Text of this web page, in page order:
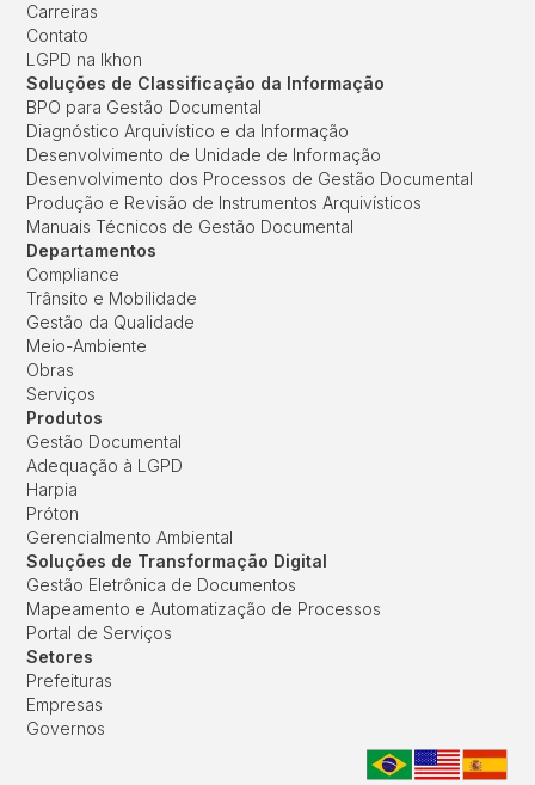
Carreiras
Contato
LGPD na Ikhon
Soluções de Classificação da Informação
BPO para Gestão Documental
Diagnóstico Arquivístico e da Informação
Desenvolvimento de Unidade de Informação
Desenvolvimento dos Processos de Gestão Documental
Produção e Revisão de Instrumentos Arquivísticos
Manuais Técnicos de Gestão Documental
Departamentos
Compliance
Trânsito e Mobilidade
Gestão da Qualidade
Meio-Ambiente
Obras
Serviços
Produtos
Gestão Documental
Adequação à LGPD
Harpia
Próton
Gerencialmento Ambiental
Soluções de Transformação Digital
Gestão Eletrônica de Documentos
Mapeamento e Automatização de Processos
Portal de Serviços
Setores
Prefeituras
Empresas
Governos